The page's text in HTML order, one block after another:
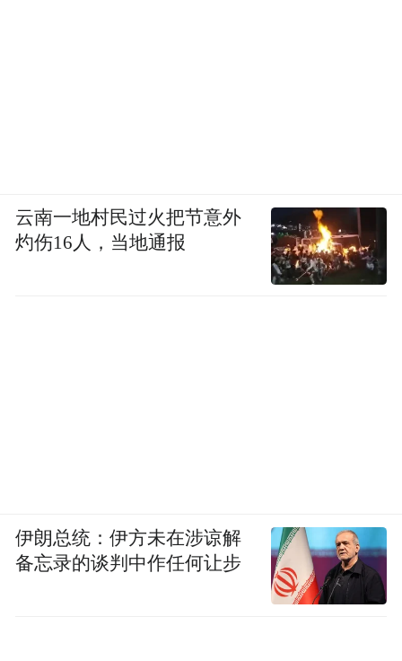
云南一地村民过火把节意外
灼伤16人，当地通报
伊朗总统：伊方未在涉谅解
备忘录的谈判中作任何让步